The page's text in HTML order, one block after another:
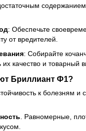
: Обеспечьте
от вредителей.
: Собирайте
качество и товарный
Бриллиант Ф1?
к болезням и
. Равномерные,